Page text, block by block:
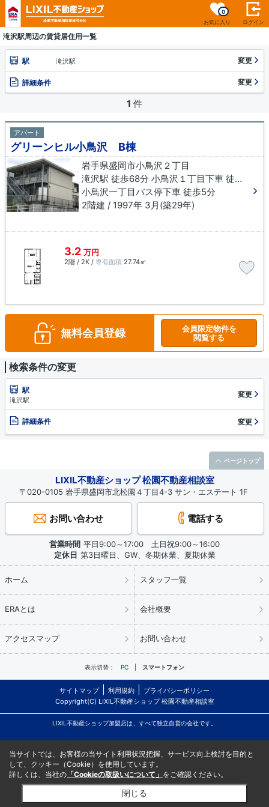
お気に入り
0
ログイン
滝沢駅周辺の賃貸居住用一覧
駅 滝沢駅 変更
詳細条件 変更
1 件
アパート
グリーンヒル小鳥沢 B棟
岩手県盛岡市小鳥沢２丁目
滝沢駅 徒歩68分 小鳥沢１丁目下車 徒歩3分
小鳥沢一丁目バス停下車 徒歩5分
2階建 / 1997年 3月(築29年)
3.2 万円
2階 / 2K / 専有面積 27.74㎡
無料会員登録
会員限定物件を
閲覧する
検索条件の変更
駅
滝沢駅
変更
詳細条件 変更
LIXIL不動産ショップ 松園不動産相談室
〒020-0105 岩手県盛岡市北松園４丁目4-3 サン・エステート 1F
お問い合わせ 電話する
営業時間 平日9:00～17:00 土日祝9:00～16:00
定休日 第3日曜日、GW、冬期休業、夏期休業
ホーム スタッフ一覧
ERAとは 会社概要
アクセスマップ お問い合わせ
表示切替： PC スマートフォン
サイトマップ 利用規約
プライバシーポリシー
Copyright(C) LIXIL不動産ショップ 松園不動産相談室
LIXIL不動産ショップ加盟店は、すべて独立自営の会社です。
ページトップ
当サイトでは、お客様の当サイト利用状況把握、サービス向上検討を目的と
して、クッキー（Cookie）を使用しています。
詳しくは、当社の 「Cookieの取扱いについて」 をご確認ください。
閉じる